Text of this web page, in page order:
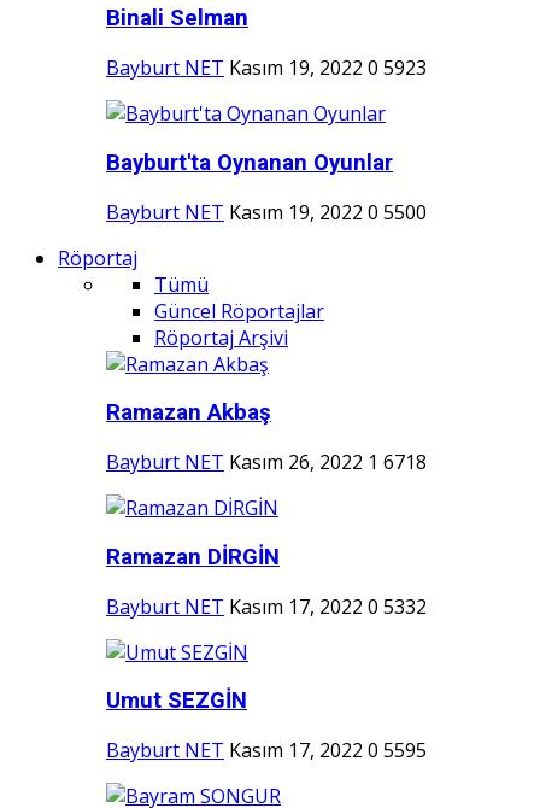
Binali Selman
Bayburt NET Kasım 19, 2022 0 5923
Bayburt'ta Oynanan Oyunlar
Bayburt NET Kasım 19, 2022 0 5500
Röportaj
Tümü
Güncel Röportajlar
Röportaj Arşivi
Ramazan Akbaş
Bayburt NET Kasım 26, 2022 1 6718
Ramazan DİRGİN
Bayburt NET Kasım 17, 2022 0 5332
Umut SEZGİN
Bayburt NET Kasım 17, 2022 0 5595